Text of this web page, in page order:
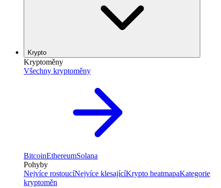
Krypto
Kryptoměny
Všechny kryptoměny
BitcoinEthereumSolana
Pohyby
Nejvíce rostoucíNejvíce klesajícíKrypto heatmapaKategorie
kryptoměn